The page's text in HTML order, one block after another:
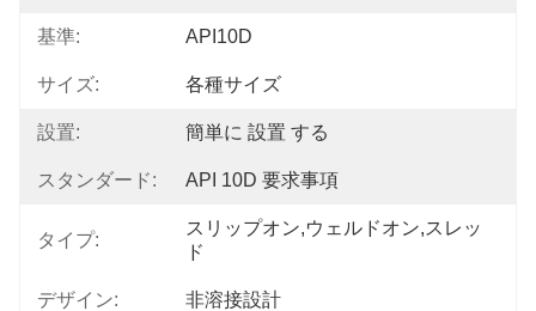
基準: API10D
サイズ: 各種サイズ
設置: 簡単に 設置 する
スタンダード: API 10D 要求事項
タイプ:
スリップオン,ウェルドオン,スレッ
ド
デザイン: 非溶接設計